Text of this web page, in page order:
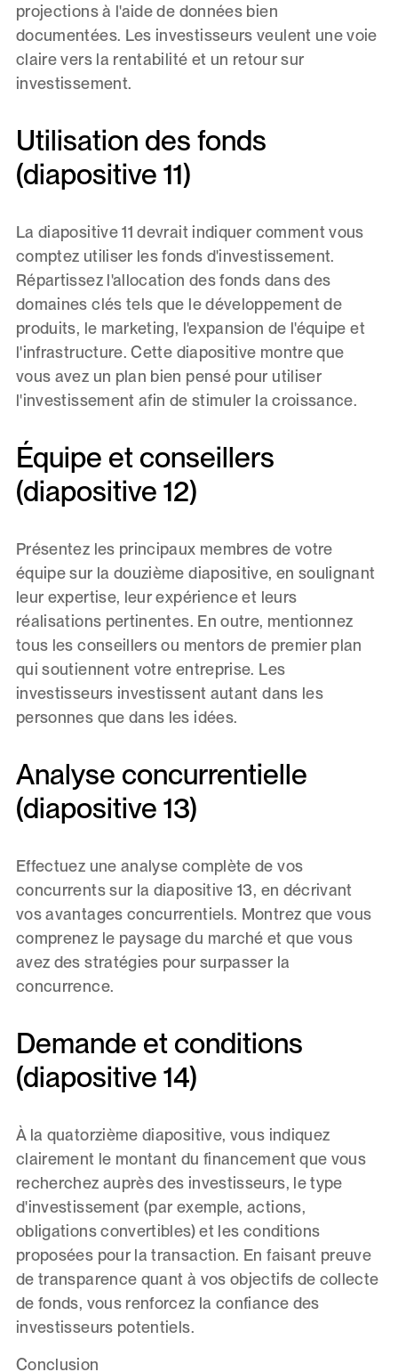
projections à l'aide de données bien
documentées. Les investisseurs veulent une voie
claire vers la rentabilité et un retour sur
investissement.
Utilisation des fonds
(diapositive 11)
La diapositive 11 devrait indiquer comment vous
comptez utiliser les fonds d'investissement.
Répartissez l'allocation des fonds dans des
domaines clés tels que le développement de
produits, le marketing, l'expansion de l'équipe et
l'infrastructure. Cette diapositive montre que
vous avez un plan bien pensé pour utiliser
l'investissement afin de stimuler la croissance.
Équipe et conseillers
(diapositive 12)
Présentez les principaux membres de votre
équipe sur la douzième diapositive, en soulignant
leur expertise, leur expérience et leurs
réalisations pertinentes. En outre, mentionnez
tous les conseillers ou mentors de premier plan
qui soutiennent votre entreprise. Les
investisseurs investissent autant dans les
personnes que dans les idées.
Analyse concurrentielle
(diapositive 13)
Effectuez une analyse complète de vos
concurrents sur la diapositive 13, en décrivant
vos avantages concurrentiels. Montrez que vous
comprenez le paysage du marché et que vous
avez des stratégies pour surpasser la
concurrence.
Demande et conditions
(diapositive 14)
À la quatorzième diapositive, vous indiquez
clairement le montant du financement que vous
recherchez auprès des investisseurs, le type
d'investissement (par exemple, actions,
obligations convertibles) et les conditions
proposées pour la transaction. En faisant preuve
de transparence quant à vos objectifs de collecte
de fonds, vous renforcez la confiance des
investisseurs potentiels.
Conclusion